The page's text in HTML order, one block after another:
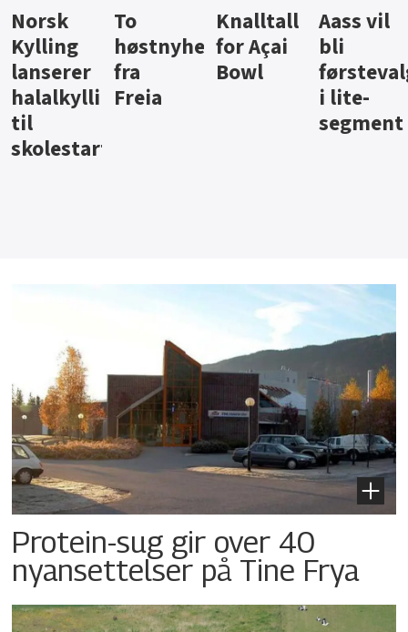
Knalltall
for Açai
Bowl
Aass vil
bli
førstevalg
i lite-
Brus og
jus fra
Berentsen
Hard
iste fra
Hansa
Protein-sug gir over 40
nyansettelser på Tine Frya